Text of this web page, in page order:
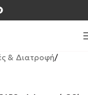
& Διατροφή